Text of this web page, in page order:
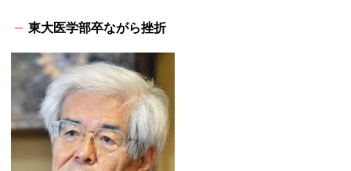
東大医学部卒ながら挫折